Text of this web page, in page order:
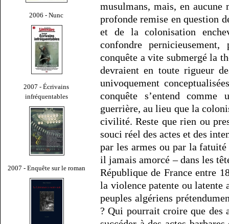
2006 - Nunc
2007 - Écrivains
infréquentables
2007 - Enquête sur le roman
musulmans, mais, en
profonde remise en question
et de la colonisation
confondre
conquête a vite submergé la
devraient en toute rigueur
univoquement
conquête s’entend comme
guerrière, au lieu que la
civilité. Reste que rien ou
souci réel des actes et des
par les armes ou par la
il jamais amorcé – dans les
République de France entre
la violence patente ou latente
peuples algériens
? Qui pourrait croire que des